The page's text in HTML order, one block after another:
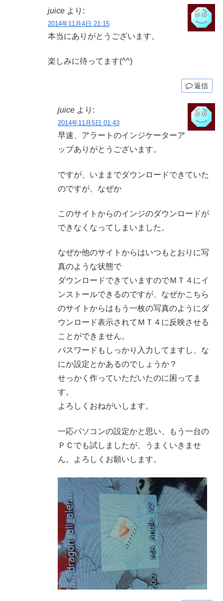
juice より:
2014年11月4日 21:15
本当にありがとうございます。
楽しみに待ってます(^^)
返信
juice より:
2014年11月5日 01:43
早速、アラートのインジケーターア
ップありがとうございます。
ですが、いままでダウンロードできていた
のですが、なぜか
このサイトからのインジのダウンロードが
できなくなってしまいました。
なぜか他のサイトからはいつもとおりに写
真のような状態で
ダウンロードできていますのでＭＴ４にイ
ンストールできるのですが、なぜかこちら
のサイトからはもう一枚の写真のようにダ
ウンロード表示されてＭＴ４に反映させる
ことができません。
パスワードもしっかり入力してますし、な
にか設定とかあるのでしょうか？
せっかく作っていただいたのに困ってま
す。
よろしくおねがいします。
一応パソコンの設定かと思い、もう一台の
ＰＣでも試しましたが、うまくいきませ
ん。よろしくお願いします。